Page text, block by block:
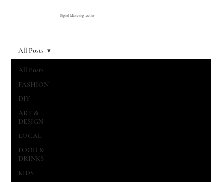
Digital Marketing Atelier
All Posts
FASHION
DIY
ART &
DESIGN
LOCAL
FOOD &
DRINKS
KIDS
All Posts